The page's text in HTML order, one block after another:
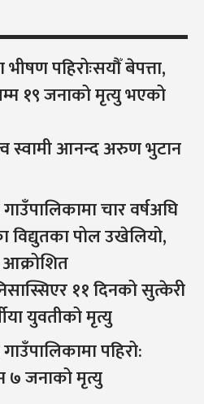
पहिरोःसयौँ बेपत्ता,
१९ जनाको मृत्यु भएको
स्वामी आनन्द अरुण भुटान
चार वर्षअघि
विद्युतका पोल उखेलियो,
आक्रोशित
११ दिनको सुत्केरी
युवतीको मृत्यु
पहिरो:
७ जनाको मृत्यु